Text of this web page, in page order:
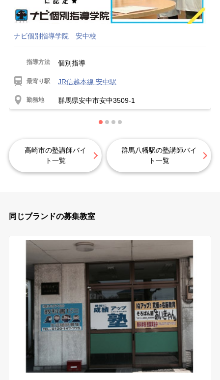
ナビ個別指導学院 安中校
指導方法 個別指導
最寄り駅 JR信越本線 安中駅
勤務地 群馬県安中市安中3509-1
高崎市の塾講師バイ
ト一覧
群馬八幡駅の塾講師バイ
ト一覧
同じブランドの募集教室